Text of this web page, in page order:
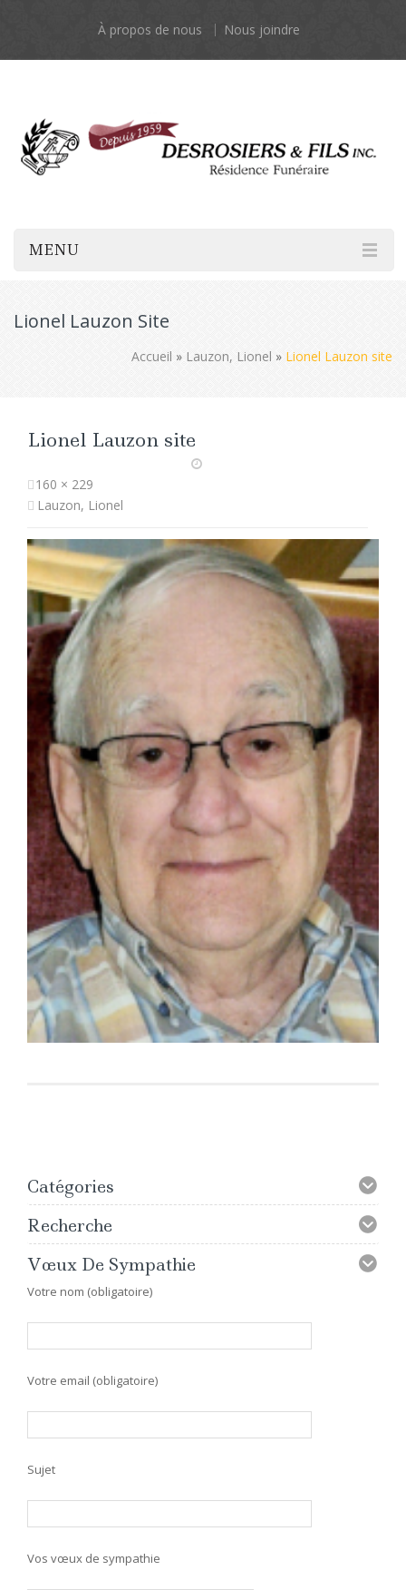
À propos de nous Nous joindre
MENU
Lionel Lauzon Site
Accueil » Lauzon, Lionel » Lionel Lauzon site
Lionel Lauzon site
160 × 229
Lauzon, Lionel
Catégories
Recherche
Vœux De Sympathie
Votre nom (obligatoire)
Votre email (obligatoire)
Sujet
Vos vœux de sympathie